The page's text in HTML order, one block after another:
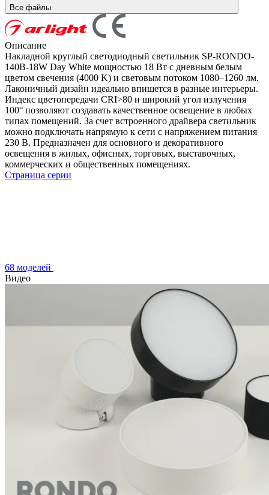
Все файлы
Описание
Накладной круглый светодиодный светильник SP-RONDO-
140B-18W Day White мощностью 18 Вт с дневным белым
цветом свечения (4000 K) и световым потоком 1080–1260 лм.
Лаконичный дизайн идеально впишется в разные интерьеры.
Индекс цветопередачи CRI>80 и широкий угол излучения
100° позволяют создавать качественное освещение в любых
типах помещений. За счет встроенного драйвера светильник
можно подключать напрямую к сети с напряжением питания
230 В. Предназначен для основного и декоративного
освещения в жилых, офисных, торговых, выставочных,
коммерческих и общественных помещениях.
Страница серии
68 моделей
Видео